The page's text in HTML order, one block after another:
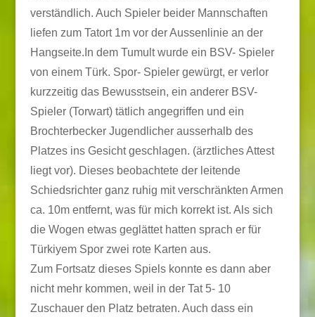
verständlich. Auch Spieler beider Mannschaften
liefen zum Tatort 1m vor der Aussenlinie an der
Hangseite.In dem Tumult wurde ein BSV- Spieler
von einem Türk. Spor- Spieler gewürgt, er verlor
kurzzeitig das Bewusstsein, ein anderer BSV-
Spieler (Torwart) tätlich angegriffen und ein
Brochterbecker Jugendlicher ausserhalb des
Platzes ins Gesicht geschlagen. (ärztliches Attest
liegt vor). Dieses beobachtete der leitende
Schiedsrichter ganz ruhig mit verschränkten Armen
ca. 10m entfernt, was für mich korrekt ist. Als sich
die Wogen etwas geglättet hatten sprach er für
Türkiyem Spor zwei rote Karten aus.
Zum Fortsatz dieses Spiels konnte es dann aber
nicht mehr kommen, weil in der Tat 5- 10
Zuschauer den Platz betraten. Auch dass ein